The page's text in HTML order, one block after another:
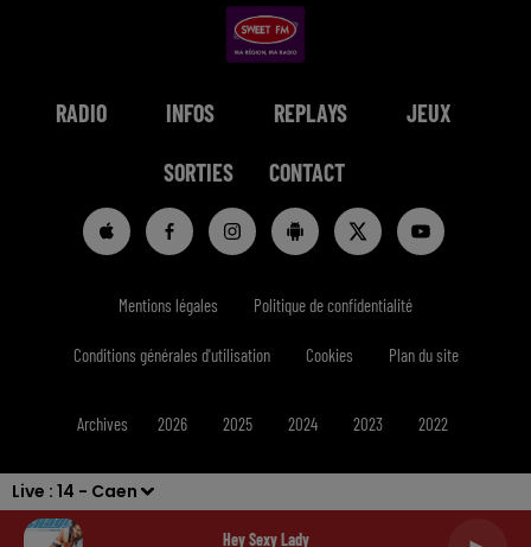
Live : 14 - Caen
Hey Sexy Lady
RADIO INFOS REPLAYS JEUX
SORTIES CONTACT
Mentions légales Politique de confidentialité
Conditions générales d'utilisation Cookies Plan du site
Archives 2026 2025 2024 2023 2022